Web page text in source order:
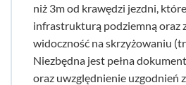
niż 3m od krawędzi jezdni,
infrastrukturą podziemną oraz
widoczność na skrzyżowaniu
Niezbędna jest pełna
oraz uwzględnienie uzgodnień